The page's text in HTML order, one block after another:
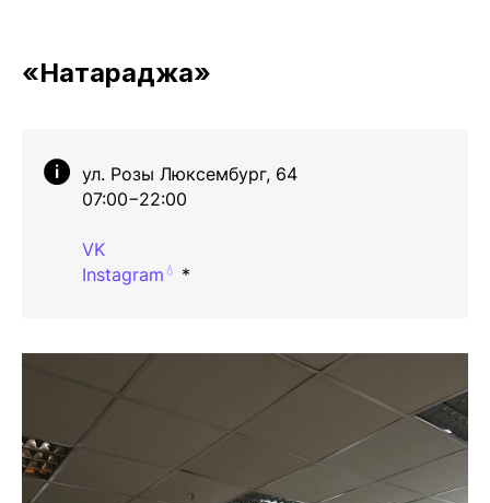
«Натараджа»
ул. Розы Люксембург, 64
07:00−22:00
VK
Instagram 💧 *